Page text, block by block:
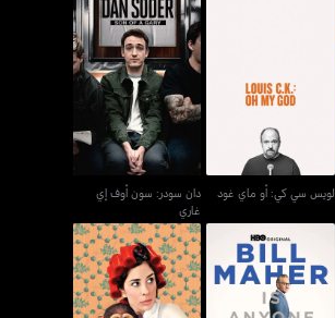
لويس سي كي: أو ماي غود
لويس سي كي: أو ماي غود
دان سودر: سون أوف إي
غاري
دان سودر: سون أوف إي
غاري
بيل ماهر: إز أني ون إلس سارة سيلفرمان: وي آر